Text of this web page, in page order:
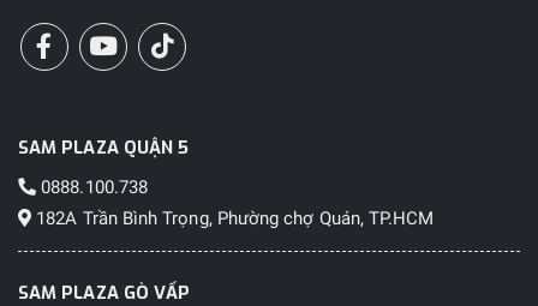
SAM PLAZA QUẬN 5
0888.100.738
182A Trần Bình Trọng, Phường chợ Quán, TP.HCM
SAM PLAZA GÒ VẤP